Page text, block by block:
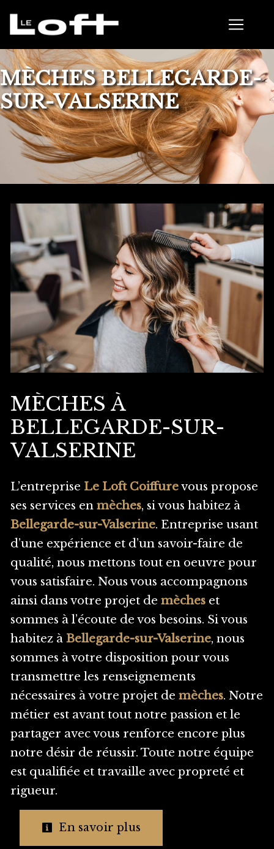
MÈCHES BELLEGARDE-
SUR-VALSERINE
MÈCHES À
BELLEGARDE-SUR-
VALSERINE
L’entreprise Le Loft Coiffurevous propose
ses services en mèches, si vous habitez à
Bellegarde-sur-Valserine. Entreprise usant
d’une expérience et d’un savoir-faire de
qualité, nous mettons tout en oeuvre pour
vous satisfaire. Nous vous accompagnons
ainsi dans votre projet de mèches et
sommes à l’écoute de vos besoins. Si vous
habitez à Bellegarde-sur-Valserine, nous
sommes à votre disposition pour vous
transmettre les renseignements
nécessaires à votre projet de mèches. Notre
métier est avant tout notre passion et le
partager avec vous renforce encore plus
notre désir de réussir. Toute notre équipe
est qualifiée et travaille avec propreté et
rigueur.
En savoir plus